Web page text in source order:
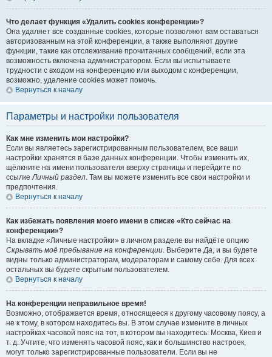
Что делает функция «Удалить cookies конференции»?
Она удаляет все созданные cookies, которые позволяют вам оставаться
авторизованным на этой конференции, а также выполняют другие
функции, такие как отслеживание прочитанных сообщений, если эта
возможность включена администратором. Если вы испытываете
трудности с входом на конференцию или выходом с конференции,
возможно, удаление cookies может помочь.
Вернуться к началу
Параметры и настройки пользователя
Как мне изменить мои настройки?
Если вы являетесь зарегистрированным пользователем, все ваши
настройки хранятся в базе данных конференции. Чтобы изменить их,
щёлкните на имени пользователя вверху страницы и перейдите по
ссылкеЛичный раздел. Там вы можете изменить все свои настройки и
предпочтения.
Вернуться к началу
Как избежать появления моего имени в списке «Кто сейчас на
конференции»?
На вкладке «Личные настройки» в личном разделе вы найдёте опцию
Скрывать моё пребывание на конференции. ВыберитеДа, и вы будете
видны только администраторам, модераторам и самому себе. Для всех
остальных вы будете скрытым пользователем.
Вернуться к началу
На конференции неправильное время!
Возможно, отображается время, относящееся к другому часовому поясу, а
не к тому, в котором находитесь вы. В этом случае измените в личных
настройках часовой пояс на тот, в котором вы находитесь: Москва, Киев и
т. д. Учтите, что изменять часовой пояс, как и большинство настроек,
могут только зарегистрированные пользователи. Если вы не